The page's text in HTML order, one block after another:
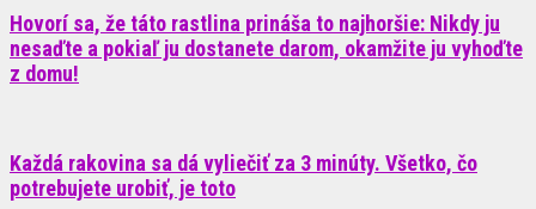
Hovorí sa, že táto rastlina prináša to najhoršie: Nikdy ju
nesaďte a pokiaľ ju dostanete darom, okamžite ju vyhoďte
z domu!
Každá rakovina sa dá vyliečiť za 3 minúty. Všetko, čo
potrebujete urobiť, je toto